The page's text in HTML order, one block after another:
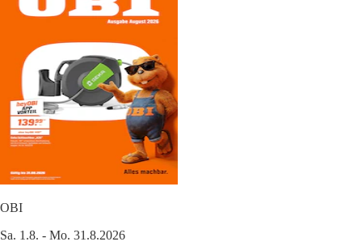
OBI
Sa. 1.8. - Mo. 31.8.2026